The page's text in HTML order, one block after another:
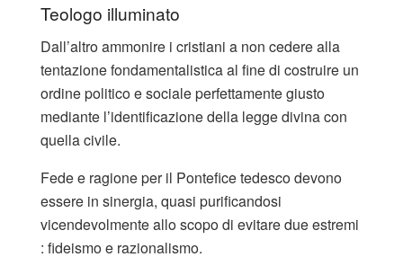
Teologo illuminato
Dall’altro ammonire i cristiani a non cedere alla
tentazione fondamentalistica al fine di costruire un
ordine politico e sociale perfettamente giusto
mediante l’identificazione della legge divina con
quella civile.
Fede e ragione per il Pontefice tedesco devono
essere in sinergia, quasi purificandosi
vicendevolmente allo scopo di evitare due estremi
: fideismo e razionalismo.